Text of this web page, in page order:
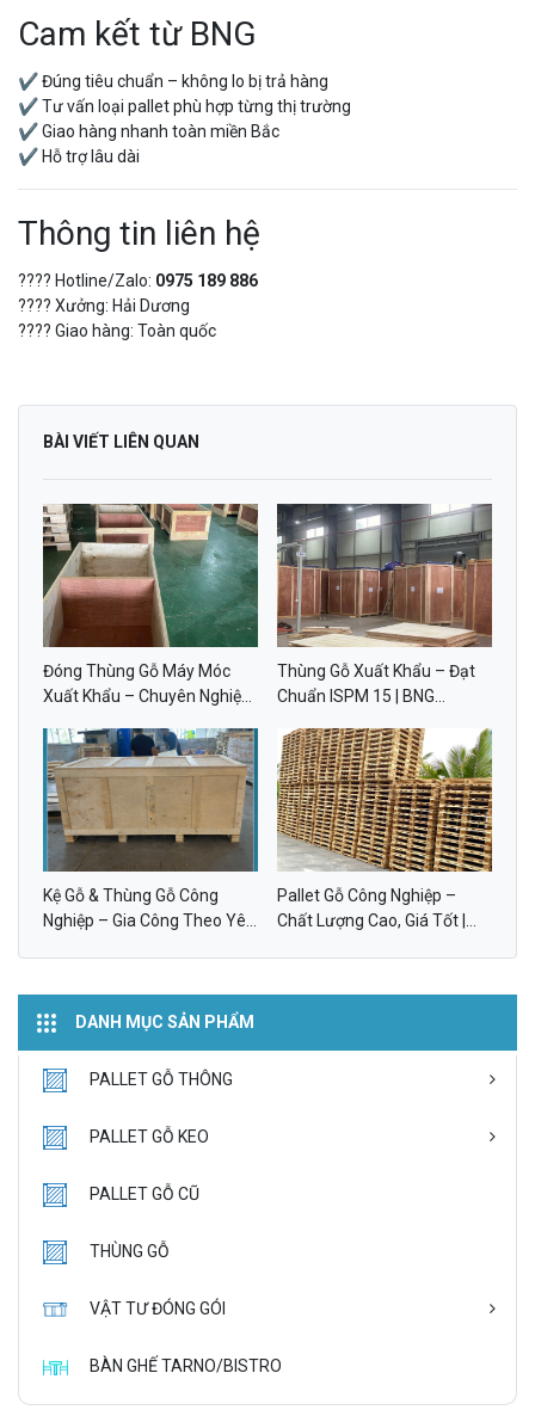
Cam kết từ BNG
✔ Đúng tiêu chuẩn – không lo bị trả hàng
✔ Tư vấn loại pallet phù hợp từng thị trường
✔ Giao hàng nhanh toàn miền Bắc
✔ Hỗ trợ lâu dài
Thông tin liên hệ
???? Hotline/Zalo: 0975 189 886
???? Xưởng: Hải Dương
???? Giao hàng: Toàn quốc
BÀI VIẾT LIÊN QUAN
Đóng Thùng Gỗ Máy Móc
Xuất Khẩu – Chuyên Nghiệp,
GROUP
Thùng Gỗ Xuất Khẩu – Đạt
Chuẩn ISPM 15 | BNG
Kệ Gỗ & Thùng Gỗ Công
Nghiệp – Gia Công Theo Yêu
Pallet Gỗ Công Nghiệp –
Chất Lượng Cao, Giá Tốt |
DANH MỤC SẢN PHẨM
PALLET GỖ THÔNG
PALLET GỖ KEO
PALLET GỖ CŨ
THÙNG GỖ
VẬT TƯ ĐÓNG GÓI
BÀN GHẾ TARNO/BISTRO